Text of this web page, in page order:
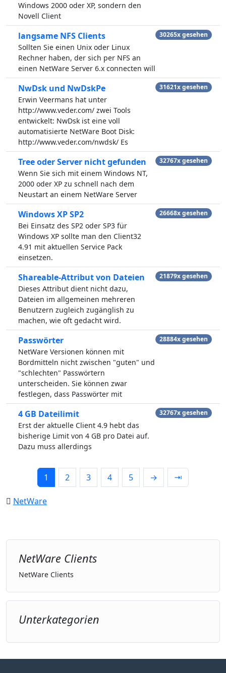
Windows 2000 oder XP, sondern den
Novell Client
langsame NFS Clients
Sollten Sie einen Unix oder Linux
Rechner haben, der sich per NFS an
einen NetWare Server 6.x connecten will
30265x gesehen
NwDsk und NwDskPe
Erwin Veermans hat unter
http://www.veder.com/ zwei Tools
entwickelt: NwDsk ist eine voll
automatisierte NetWare Boot Disk:
http://www.veder.com/nwdsk/ Es
31621x gesehen
Tree oder Server nicht gefunden
Wenn Sie sich mit einem Windows NT,
2000 oder XP zu schnell nach dem
Neustart an einem NetWare Server
32767x gesehen
Windows XP SP2
Bei Einsatz des SP2 oder SP3 für
Windows XP sollte man den Client32
4.91 mit aktuellen Service Pack
einsetzen.
26668x gesehen
Shareable-Attribut von Dateien
Dieses Attribut dient nicht dazu,
Dateien im allgemeinen mehreren
Benutzern zugleich zugänglish zu
machen, wie oft gedacht wird.
21879x gesehen
Passwörter
NetWare Versionen können mit
Bordmitteln nicht zwischen "guten" und
"schlechten" Passwörtern
unterscheiden. Sie können zwar
festlegen, dass Passwörter mit
28884x gesehen
4 GB Dateilimit
Erst der aktuelle Client 4.9 hebt das
bisherige Limit von 4 GB pro Datei auf.
Dazu muss allerdings
32767x gesehen
1 2 3 4 5 → ⇥
NetWare
NetWare Clients
NetWare Clients
Unterkategorien